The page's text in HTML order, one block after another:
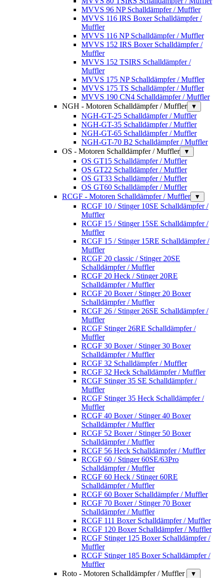
MVVS 96 NP Schalldämpfer / Muffler
MVVS 116 IRS Boxer Schalldämpfer /
Muffler
MVVS 116 NP Schalldämpfer / Muffler
MVVS 152 IRS Boxer Schalldämpfer /
Muffler
MVVS 152 TSIRS Schalldämpfer /
Muffler
MVVS 175 NP Schalldämpfer / Muffler
MVVS 175 TS Schalldämpfer / Muffler
MVVS 190 CN4 Schalldämpfer / Muffler
NGH - Motoren Schalldämpfer / Muffler
▼
NGH-GT-25 Schalldämpfer / Muffler
NGH-GT-35 Schalldämpfer / Muffler
NGH-GT-65 Schalldämpfer / Muffler
NGH-GT-70 B2 Schalldämpfer / Muffler
OS - Motoren Schalldämpfer / Muffler
▼
OS GT15 Schalldämpfer / Muffler
OS GT22 Schalldämpfer / Muffler
OS GT33 Schalldämpfer / Muffler
OS GT60 Schalldämpfer / Muffler
RCGF - Motoren Schalldämpfer / Muffler
▼
RCGF 10 / Stinger 10SE Schalldämpfer /
Muffler
RCGF 15 / Stinger 15SE Schalldämpfer /
Muffler
RCGF 15 / Stinger 15RE Schalldämpfer /
Muffler
RCGF 20 classic / Stinger 20SE
Schalldämpfer / Muffler
RCGF 20 Heck / Stinger 20RE
Schalldämpfer / Muffler
RCGF 20 Boxer / Stinger 20 Boxer
Schalldämpfer / Muffler
RCGF 26 / Stinger 26SE Schalldämpfer /
Muffler
RCGF Stinger 26RE Schalldämpfer /
Muffler
RCGF 30 Boxer / Stinger 30 Boxer
Schalldämpfer / Muffler
RCGF 32 Schalldämpfer / Muffler
RCGF 32 Heck Schalldämpfer / Muffler
RCGF Stinger 35 SE Schalldämpfer /
Muffler
RCGF Stinger 35 Heck Schalldämpfer /
Muffler
RCGF 40 Boxer / Stinger 40 Boxer
Schalldämpfer / Muffler
RCGF 52 Boxer / Stinger 50 Boxer
Schalldämpfer / Muffler
RCGF 56 Heck Schalldämpfer / Muffler
RCGF 60 / Stinger 60SE/63Pro
Schalldämpfer / Muffler
RCGF 60 Heck / Stinger 60RE
Schalldämpfer / Muffler
RCGF 60 Boxer Schalldämpfer / Muffler
RCGF 70 Boxer / Stinger 70 Boxer
Schalldämpfer / Muffler
RCGF 111 Boxer Schalldämpfer / Muffler
RCGF 120 Boxer Schalldämpfer / Muffler
RCGF Stinger 125 Boxer Schalldämpfer /
Muffler
RCGF Stinger 185 Boxer Schalldämpfer /
Muffler
Roto - Motoren Schalldämpfer / Muffler
▼